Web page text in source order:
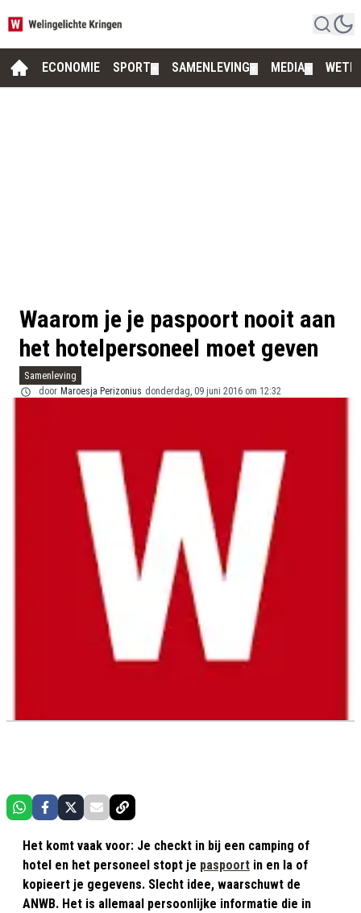
ECONOMIE SPORT SAMENLEVING MEDIA
Waarom je je paspoort nooit aan
het hotelpersoneel moet geven
Samenleving
door Maroesja Perizonius donderdag, 09 juni 2016 om 12:32
Het komt vaak voor: Je checkt in bij een camping of
hotel en het personeel stopt je paspoort in en la of
kopieert je gegevens. Slecht idee, waarschuwt de
ANWB. Het is allemaal persoonlijke informatie die in